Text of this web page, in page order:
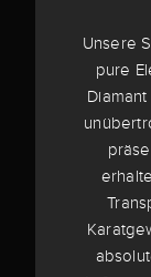
Unsere
pure